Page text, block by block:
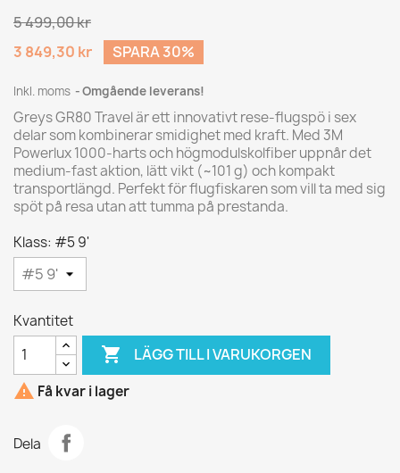
5 499,00 kr
3 849,30 kr
SPARA 30%
Inkl. moms Omgående leverans!
Greys GR80 Travel är ett innovativt rese-flugspö i sex
delar som kombinerar smidighet med kraft. Med 3M
Powerlux 1000-harts och högmodulskolfiber uppnår det
medium-fast aktion, lätt vikt (~101 g) och kompakt
transportlängd. Perfekt för flugfiskaren som vill ta med sig
spöt på resa utan att tumma på prestanda.
Klass: #5 9'
Kvantitet
 LÄGG TILL I VARUKORGEN
 Få kvar i lager
Dela